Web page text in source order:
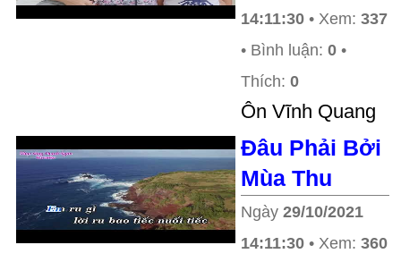
14:11:30 • Xem: 337
• Bình luận: 0 •
Thích: 0
Ôn Vĩnh Quang
Đâu Phải Bởi
Mùa Thu
Ngày 29/10/2021
14:11:30 • Xem: 360